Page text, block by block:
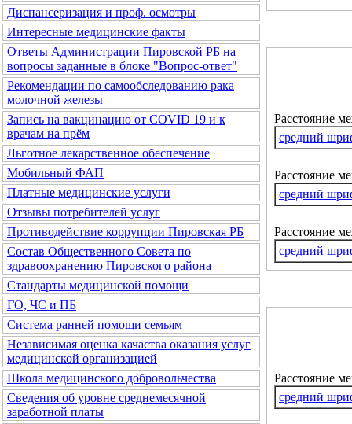
Диспансеризация и проф. осмотры
Интересные медицинские факты
Ответы Администрации Пировской РБ на
вопросы заданные в блоке "Вопрос-ответ"
Рекомендации по самообследованию рака
молочной железы
Запись на вакцинацию от COVID 19 и к
врачам на прём
Льготное лекарственное обеспечение
Мобильный ФАП
Платные медицинские услуги
Отзывы потребителей услуг
Противодействие коррупции Пировская РБ
Состав Общественного Совета по
здравоохранению Пировского района
Стандарты медицинской помощи
ГО, ЧС и ПБ
Система ранней помощи семьям
Независимая оценка качаства оказания услуг
медицинской организацией
Школа медицинского добровольчества
Сведения об уровне среднемесячной
заработной платы
Расстояние
средний
Расстояние
средний
Расстояние
средний
Расстояние
средний